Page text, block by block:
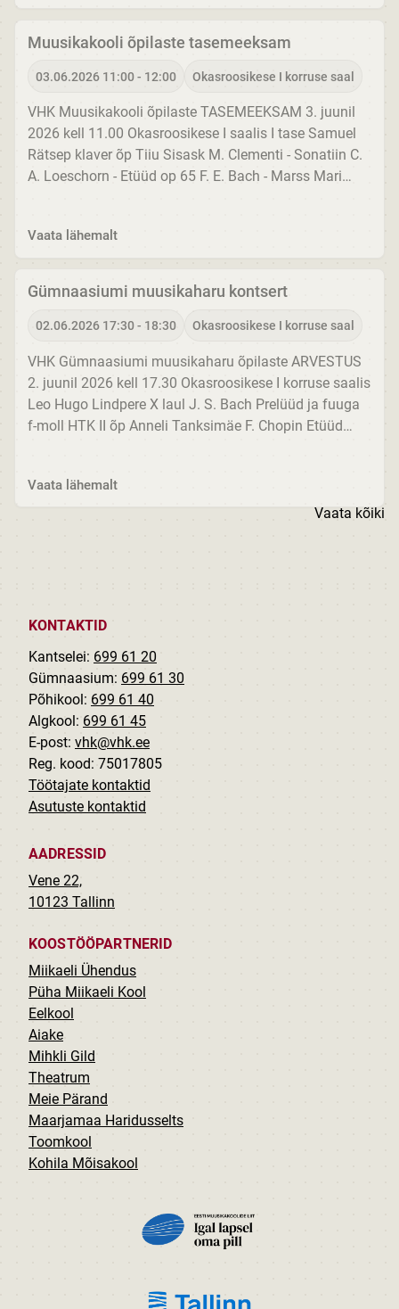
Muusikakooli õpilaste tasemeeksam
03.06.2026 11:00 - 12:00 Okasroosikese I korruse saal
VHK Muusikakooli õpilaste TASEMEEKSAM 3. juunil
2026 kell 11.00 Okasroosikese I saalis I tase Samuel
Rätsep klaver õp Tiiu Sisask M. Clementi - Sonatiin C.
A. Loeschorn - Etüüd op 65 F. E. Bach - Marss Mari
Vaata lähemalt
Gümnaasiumi muusikaharu kontsert
02.06.2026 17:30 - 18:30 Okasroosikese I korruse saal
VHK Gümnaasiumi muusikaharu õpilaste ARVESTUS
2. juunil 2026 kell 17.30 Okasroosikese I korruse saalis
Leo Hugo Lindpere X laul J. S. Bach Prelüüd ja fuuga
f-moll HTK II õp Anneli Tanksimäe F. Chopin Etüüd
Vaata lähemalt
Vaata kõiki
KONTAKTID
Kantselei: 699 61 20
Gümnaasium: 699 61 30
Põhikool: 699 61 40
Algkool: 699 61 45
E-post: vhk@vhk.ee
Reg. kood: 75017805
Töötajate kontaktid
Asutuste kontaktid
AADRESSID
Vene 22,
10123 Tallinn
KOOSTÖÖPARTNERID
Miikaeli Ühendus
Püha Miikaeli Kool
Eelkool
Aiake
Mihkli Gild
Theatrum
Meie Pärand
Maarjamaa Haridusselts
Toomkool
Kohila Mõisakool
PILT
PILT